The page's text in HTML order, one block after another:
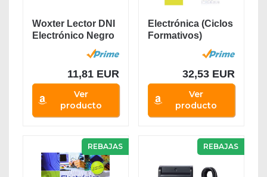
Woxter Lector DNI
Electrónico Negro
11,81 EUR
Ver
producto
Electrónica (Ciclos
Formativos)
32,53 EUR
Ver
producto
REBAJAS REBAJAS